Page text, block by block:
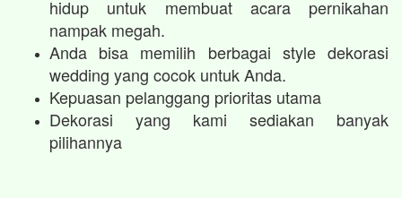
hidup untuk membuat acara pernikahan
nampak megah.​
Anda bisa memilih berbagai style dekorasi
wedding yang cocok untuk Anda.
Kepuasan pelanggang prioritas utama
Dekorasi yang kami sediakan banyak
pilihannya